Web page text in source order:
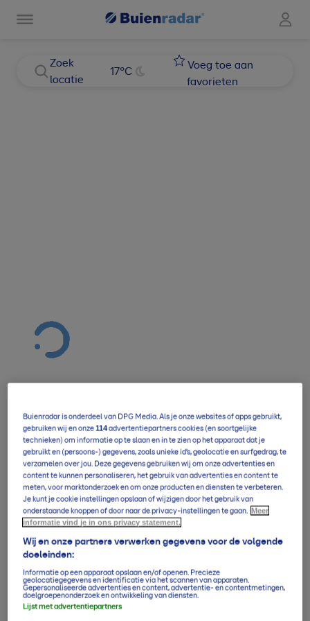
Zoek
locatie
17°C
Voeg toe aan
favorieten
Verwachting overzicht
5-daagse per uur
14-daagse verwachting
Klimaatgemiddelden
Buienradar is onderdeel van DPG Media. Als je onze websites of apps gebruikt,
gebruiken wij en onze114advertentiepartners cookies (en soortgelijke
technieken) om informatie op te slaan en in te zien op het apparaat dat je
gebruikt en (persoons-) gegevens, zoals unieke id’s, geolocatie en surfgedrag, te
verzamelen over jou. Deze gegevens gebruiken wij om onze advertenties en
content te kunnen personaliseren, het gebruik van advertenties en content te
meten, voor marktonderzoek en om onze producten en diensten te verbeteren.
Je kunt je cookie instellingen opslaan of wijzigen door het gebruik van
onderstaande knoppen of door naar de privacy-instellingen te gaan. Meer
informatie vind je in ons privacy statement.
Wij en onze partners verwerken gegevens voor de volgende
doeleinden:
Informatie op een apparaat opslaan en/of openen. Precieze
geolocatiegegevens en identificatie via het scannen van apparaten.
Gepersonaliseerde advertenties en content, advertentie- en contentmetingen,
doelgroepenonderzoek en ontwikkeling van diensten.
Lijst met advertentiepartners